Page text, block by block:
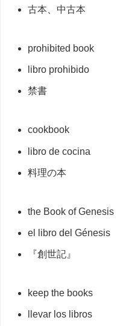
古本、中古本
prohibited book
libro prohibido
禁書
cookbook
libro de cocina
料理の本
the Book of Genesis
el libro del Génesis
『創世記』
keep the books
llevar los libros